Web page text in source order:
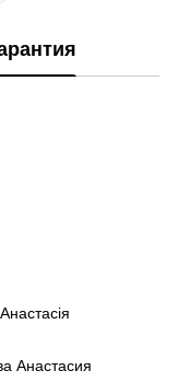
Анастасия